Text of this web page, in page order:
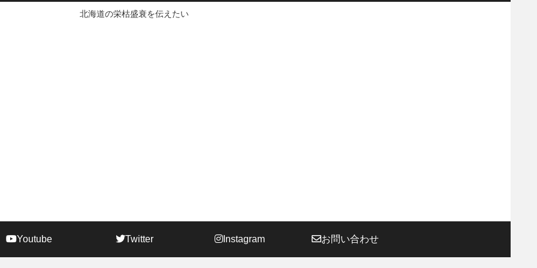
北海道の栄枯盛衰を伝えたい
Youtube Twitter Instagram お問い合わせ